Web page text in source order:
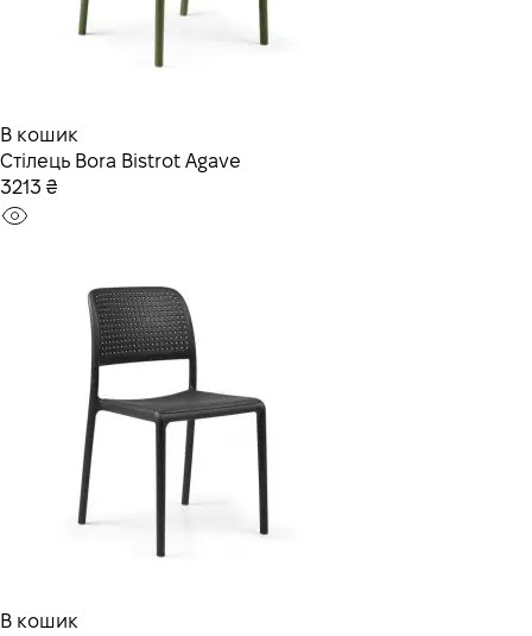
В кошик
Стілець Bora Bistrot Agave
3213 ₴
В кошик